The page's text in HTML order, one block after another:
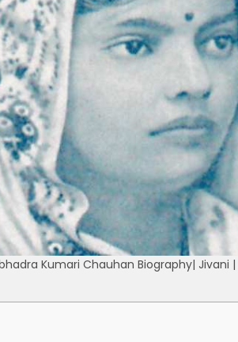
Kumari Chauhan Biography|